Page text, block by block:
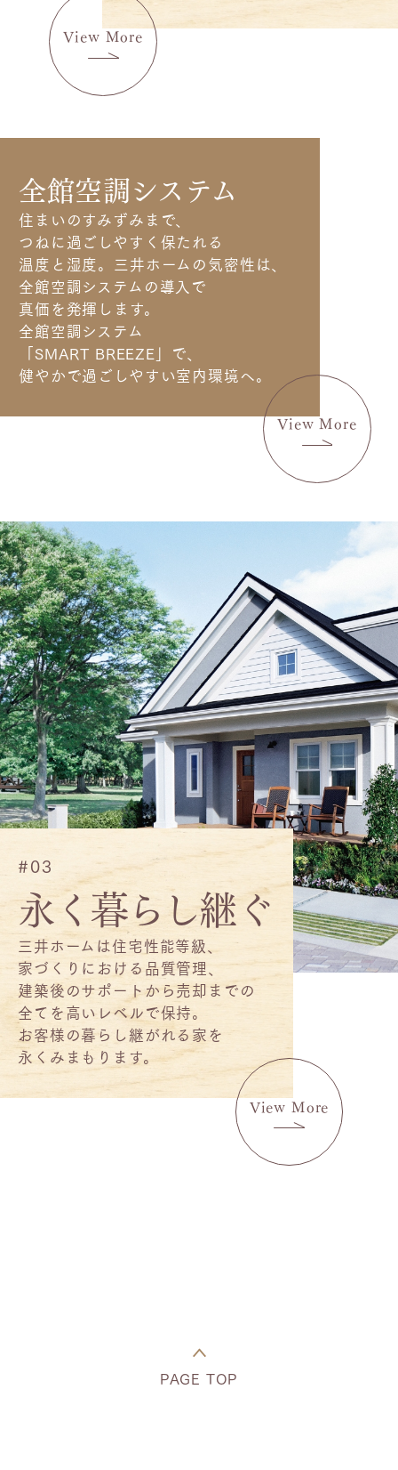
View More
全館空調システム
住まいのすみずみまで、
つねに過ごしやすく保たれる
温度と湿度。 三井ホームの気密性は、
全館空調システムの導入で
真価を発揮します。
全館空調システム
「SMART BREEZE」で、
健やかで過ごしやすい室内環境へ。
View More
#03
永く暮らし継ぐ
三井ホームは住宅性能等級、
家づくりにおける品質管理、
建築後のサポートから売却までの
全てを高いレベルで保持。
お客様の暮らし継がれる家を
永くみまもります。
View More
PAGE TOP